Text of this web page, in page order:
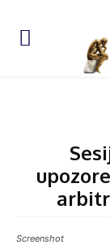
Screenshot